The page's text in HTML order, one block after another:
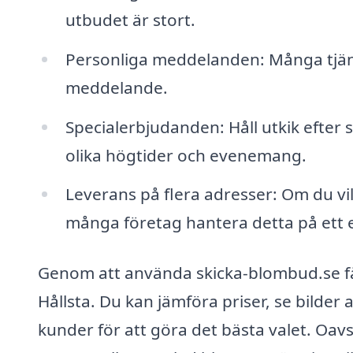
utbudet är stort.
Personliga meddelanden: Många
meddelande.
Specialerbjudanden: Håll utkik
olika högtider och evenemang.
Leverans på flera adresser: Om du
många företag hantera detta på ett
Genom att använda skicka-
Hållsta. Du kan jämföra priser, se
kunder för att göra det bästa valet.